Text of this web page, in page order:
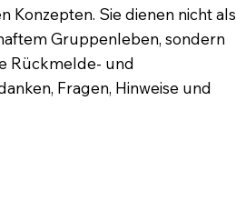
Konzepten. Sie dienen nicht als
Gruppenleben, sondern
Rückmelde- und
Fragen, Hinweise und